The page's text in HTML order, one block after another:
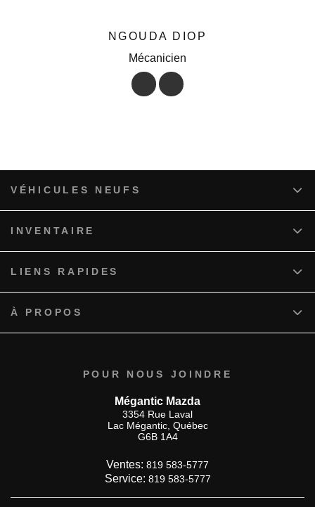
NGOUDA DIOP
Mécanicien
POUR NOUS JOINDRE
Mégantic Mazda
3354 Rue Laval
Lac Mégantic, Québec
G6B 1A4
Ventes: 819 583-5777
Service: 819 583-5777
VÉHICULES NEUFS
INVENTAIRE
LIENS RAPIDES
À PROPOS